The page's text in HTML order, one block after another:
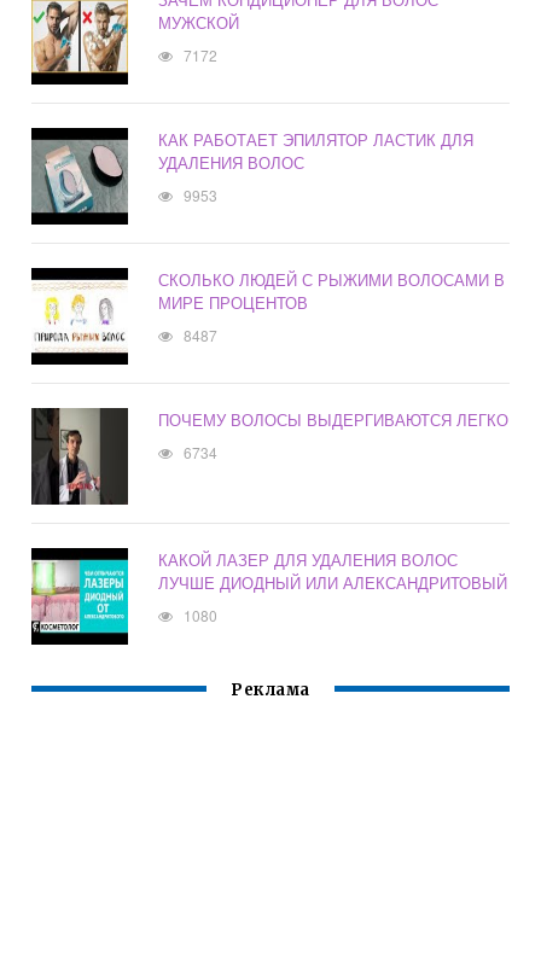
МУЖСКОЙ
7172
КАК РАБОТАЕТ ЭПИЛЯТОР ЛАСТИК ДЛЯ
УДАЛЕНИЯ ВОЛОС
9953
СКОЛЬКО ЛЮДЕЙ С РЫЖИМИ ВОЛОСАМИ В
МИРЕ ПРОЦЕНТОВ
8487
ПОЧЕМУ ВОЛОСЫ ВЫДЕРГИВАЮТСЯ ЛЕГКО
6734
КАКОЙ ЛАЗЕР ДЛЯ УДАЛЕНИЯ ВОЛОС
ЛУЧШЕ ДИОДНЫЙ ИЛИ АЛЕКСАНДРИТОВЫЙ
1080
Реклама